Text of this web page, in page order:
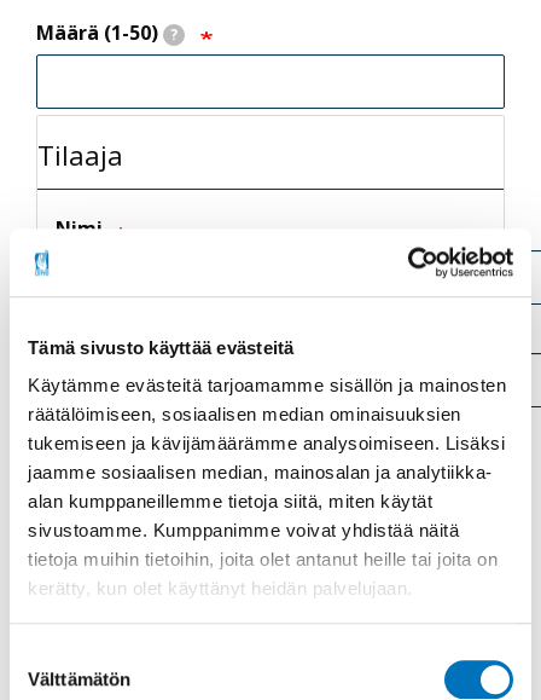
Tämä sivusto käyttää evästeitä
Käytämme evästeitä tarjoamamme sisällön ja mainosten
räätälöimiseen, sosiaalisen median ominaisuuksien
tukemiseen ja kävijämäärämme analysoimiseen. Lisäksi
jaamme sosiaalisen median, mainosalan ja analytiikka-
alan kumppaneillemme tietoja siitä, miten käytät
sivustoamme. Kumppanimme voivat yhdistää näitä
tietoja muihin tietoihin, joita olet antanut heille tai joita on
kerätty, kun olet käyttänyt heidän palvelujaan.
valinta
Välttämätön
Määrä (1-50) ?
Tilaaja
Nimi
Postinumero
Puhelinnumero
Tällä lomakkeella kerättäviä henkilökohtaisia